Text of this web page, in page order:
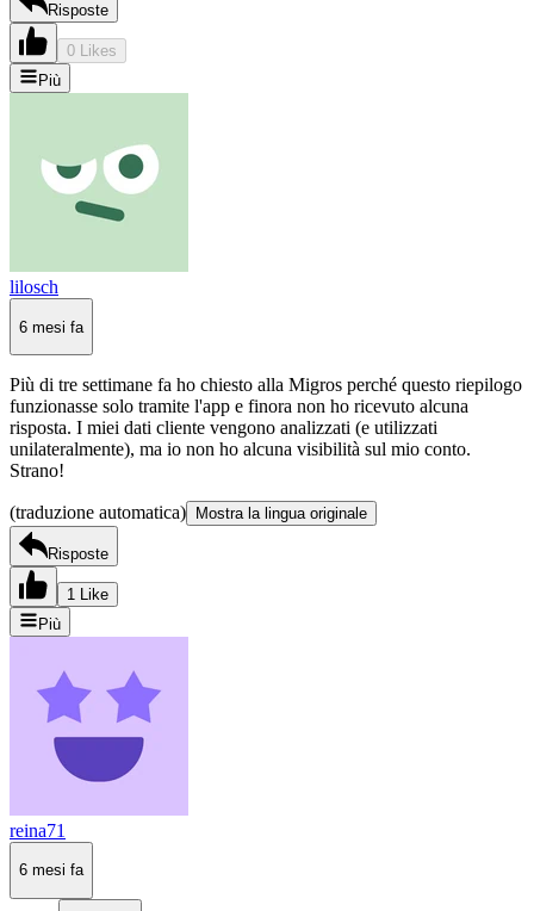
Risposte
0 Likes
Più
lilosch
6 mesi fa
Più di tre settimane fa ho chiesto alla Migros perché questo riepilogo
funzionasse solo tramite l'app e finora non ho ricevuto alcuna
risposta. I miei dati cliente vengono analizzati (e utilizzati
unilateralmente), ma io non ho alcuna visibilità sul mio conto.
Strano!
(traduzione automatica) Mostra la lingua originale
Risposte
1 Like
Più
reina71
6 mesi fa